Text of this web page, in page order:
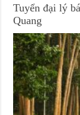
Tuyển đại lý
Quang